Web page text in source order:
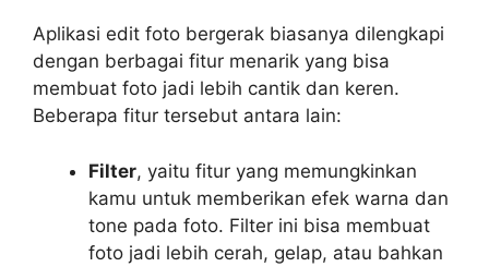
Aplikasi edit foto bergerak biasanya dilengkapi
dengan berbagai fitur menarik yang bisa
membuat foto jadi lebih cantik dan keren.
Beberapa fitur tersebut antara lain:
Filter, yaitu fitur yang memungkinkan
kamu untuk memberikan efek warna dan
tone pada foto. Filter ini bisa membuat
foto jadi lebih cerah, gelap, atau bahkan